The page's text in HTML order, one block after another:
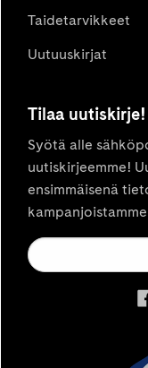
Taidetarvikkeet
Uutuuskirjat
Tilaa uutiskirje!
Syötä alle
uutiskirjeemme!
ensimmäisenä